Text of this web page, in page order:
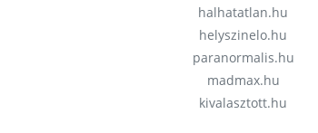
halhatatlan.hu
helyszinelo.hu
paranormalis.hu
madmax.hu
kivalasztott.hu